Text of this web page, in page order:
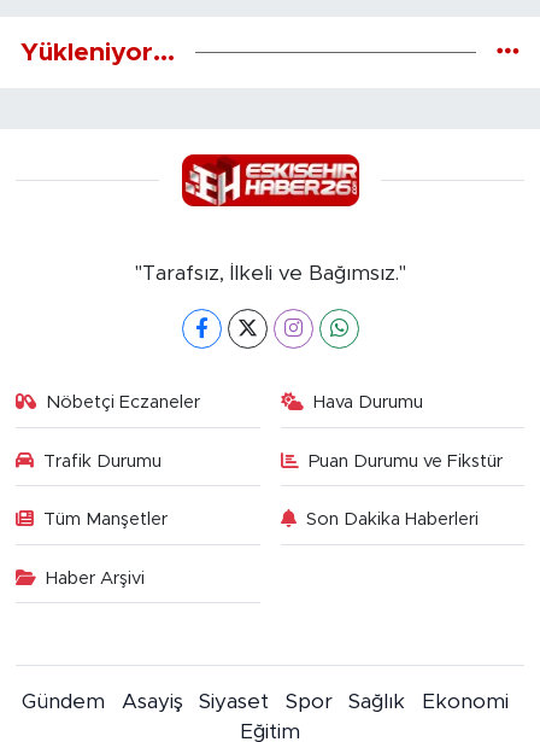
Yükleniyor...
"Tarafsız, İlkeli ve Bağımsız."
Nöbetçi Eczaneler Hava Durumu
Trafik Durumu Puan Durumu ve Fikstür
Tüm Manşetler Son Dakika Haberleri
Haber Arşivi
Gündem Asayiş Siyaset Spor Sağlık
Ekonomi
Eğitim